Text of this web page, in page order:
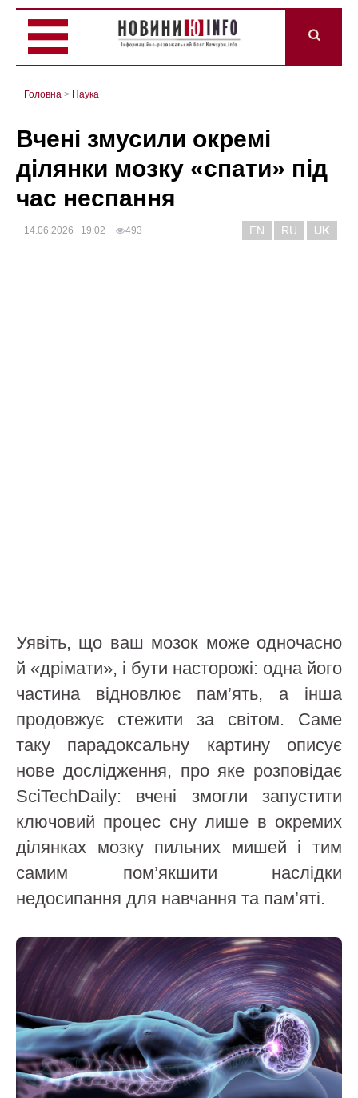
Головна > Наука
Вчені змусили окремі
ділянки мозку «спати» під
час неспання
14.06.2026 19:02 493 EN RU UK
Уявіть, що ваш мозок може одночасно
й «дрімати», і бути насторожі: одна його
частина відновлює пам’ять, а інша
продовжує стежити за світом. Саме
таку парадоксальну картину описує
нове дослідження, про яке розповідає
SciTechDaily: вчені змогли запустити
ключовий процес сну лише в окремих
ділянках мозку пильних мишей і тим
самим пом’якшити наслідки
недосипання для навчання та пам’яті.